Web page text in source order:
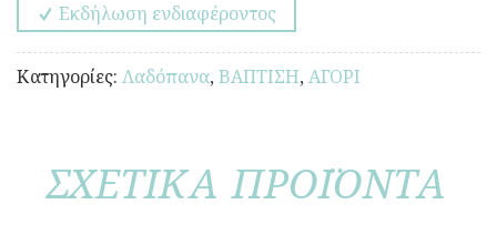
Εκδήλωση ενδιαφέροντος
Κατηγορίες: Λαδόπανα,ΒΑΠΤΙΣΗ,ΑΓΟΡΙ
ΣΧΕΤΙΚΑ ΠΡΟΪΟΝΤΑ